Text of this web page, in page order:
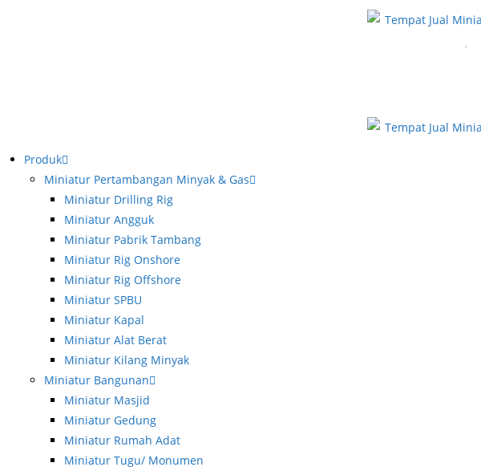
Produk
Miniatur Pertambangan Minyak & Gas
Miniatur Drilling Rig
Miniatur Angguk
Miniatur Pabrik Tambang
Miniatur Rig Onshore
Miniatur Rig Offshore
Miniatur SPBU
Miniatur Kapal
Miniatur Alat Berat
Miniatur Kilang Minyak
Miniatur Bangunan
Miniatur Masjid
Miniatur Gedung
Miniatur Rumah Adat
Miniatur Tugu/ Monumen